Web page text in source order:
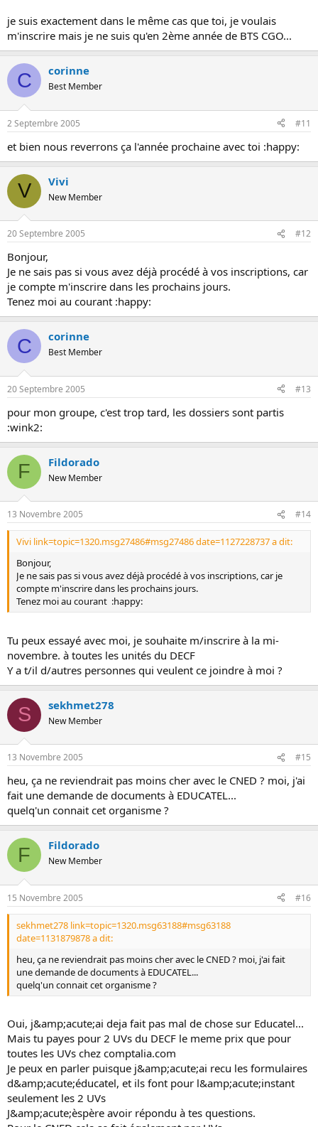
je suis exactement dans le même cas que toi, je voulais
m'inscrire mais je ne suis qu'en 2ème année de BTS CGO...
C corinne
Best Member
2 Septembre 2005 #11
et bien nous reverrons ça l'année prochaine avec toi :happy:
V Vivi
New Member
20 Septembre 2005 #12
Bonjour,
Je ne sais pas si vous avez déjà procédé à vos inscriptions, car
je compte m'inscrire dans les prochains jours.
Tenez moi au courant :happy:
C corinne
Best Member
20 Septembre 2005 #13
pour mon groupe, c'est trop tard, les dossiers sont partis
:wink2:
F Fildorado
New Member
13 Novembre 2005 #14
Vivi link=topic=1320.msg27486#msg27486 date=1127228737 a dit:
Bonjour,
Je ne sais pas si vous avez déjà procédé à vos inscriptions, car je
compte m'inscrire dans les prochains jours.
Tenez moi au courant :happy:
Tu peux essayé avec moi, je souhaite m/inscrire à la mi-
novembre. à toutes les unités du DECF
Y a t/il d/autres personnes qui veulent ce joindre à moi ?
S sekhmet278
New Member
13 Novembre 2005 #15
heu, ça ne reviendrait pas moins cher avec le CNED ? moi, j'ai
fait une demande de documents à EDUCATEL...
quelq'un connait cet organisme ?
F Fildorado
New Member
15 Novembre 2005 #16
sekhmet278 link=topic=1320.msg63188#msg63188
date=1131879878 a dit:
heu, ça ne reviendrait pas moins cher avec le CNED ? moi, j'ai fait
une demande de documents à EDUCATEL...
quelq'un connait cet organisme ?
Oui, j&amp;acute;ai deja fait pas mal de chose sur Educatel...
Mais tu payes pour 2 UVs du DECF le meme prix que pour
toutes les UVs chez comptalia.com
Je peux en parler puisque j&amp;acute;ai recu les formulaires
d&amp;acute;éducatel, et ils font pour l&amp;acute;instant
seulement les 2 UVs
J&amp;acute;èspère avoir répondu à tes questions.